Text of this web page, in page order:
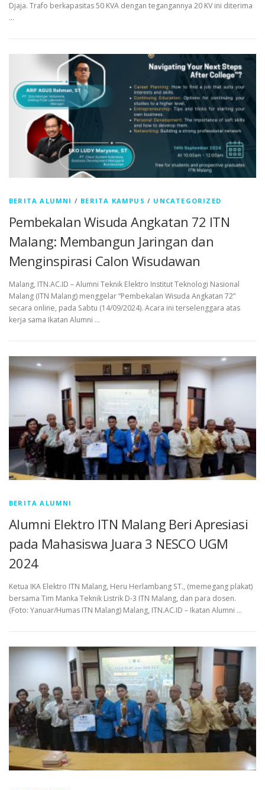
Djaja. Trafo berkapasitas 50 KVA dengan tegangannya 20 KV ini diterima
…
BERITA ALUMNI / BERITA KAMPUS / UNCATEGORIZED
Pembekalan Wisuda Angkatan 72 ITN
Malang: Membangun Jaringan dan
Menginspirasi Calon Wisudawan
Malang, ITN.AC.ID – Alumni Teknik Elektro Institut Teknologi Nasional
Malang (ITN Malang) menggelar “Pembekalan Wisuda Angkatan 72”
secara online, pada Sabtu (14/09/2024). Acara ini terselenggara atas
kerja sama Ikatan Alumni …
BERITA ALUMNI
Alumni Elektro ITN Malang Beri Apresiasi
pada Mahasiswa Juara 3 NESCO UGM
2024
Ketua IKA Elektro ITN Malang, Heru Herlambang ST., (memegang plakat)
bersama Tim Manka Teknik Listrik D-3 ITN Malang, dan para dosen.
(Foto: Yanuar/Humas ITN Malang) Malang, ITN.AC.ID – Ikatan Alumni …